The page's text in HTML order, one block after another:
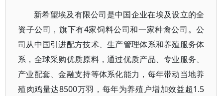
新希望埃及有限公司是中国企业在埃及设立的全
资子公司，旗下有4家饲料公司和一家种禽公司。公
司从中国引进配方技术、生产管理体系和养殖服务体
系，全球采购优质原料，通过优质产品、专业服务、
产业配套、金融支持等体系化能力，每年带动当地养
殖肉鸡量达8500万羽，每年为养殖户增加效益超1.5